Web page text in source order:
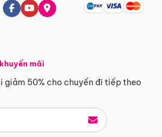
mãi
giảm 50% cho chuyến đi tiếp theo